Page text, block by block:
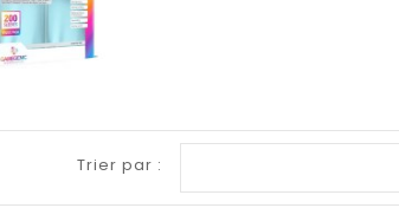
Trier par :